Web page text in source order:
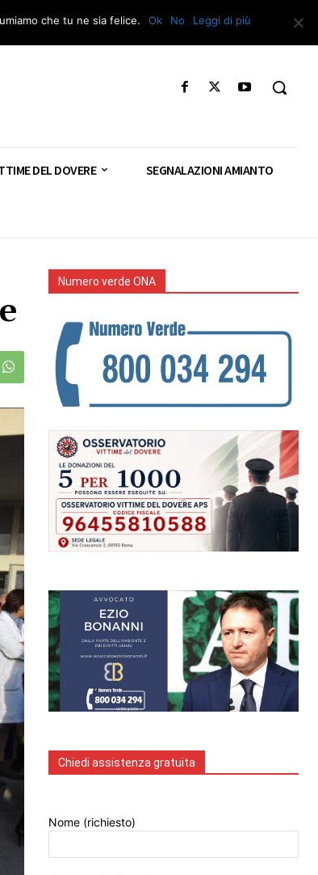
Repac
DEL DOVERE SEGNALAZIONI AMIANTO
Numero verde ONA
Chiedi assistenza gratuita
Nome (richiesto)
che tu ne sia felice. Ok No Leggi di più